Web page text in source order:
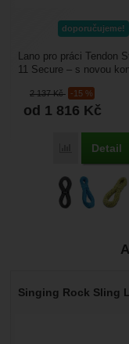
doporučujeme!
2 137Kč -15 %
od 1 816 Kč
Porovnat
Detail
Lano pro práci Tendon
11 Secure – s novou
spojené jádro...
Singing Rock Sling